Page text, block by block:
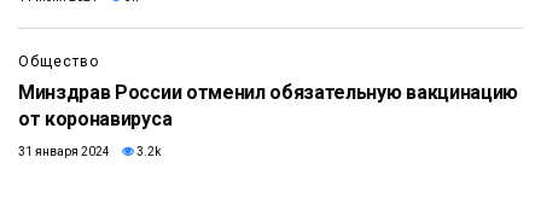
Общество
Минздрав России отменил обязательную вакцинацию
от коронавируса
31 января 2024 3.2k